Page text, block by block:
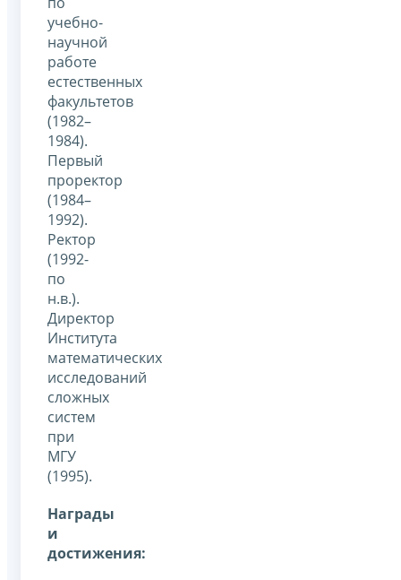
учебно-
научной
работе
естественных
факультетов
(1982–
1984).
Первый
проректор
(1984–
1992).
Ректор
(1992-
по
н.в.).
Директор
Института
математических
исследований
сложных
систем
при
МГУ
(1995).
Награды
и
достижения: